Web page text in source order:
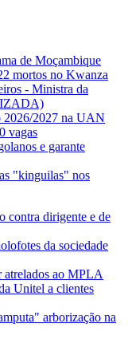
de Moçambique
mortos no Kwanza
- Ministra da
2026/2027 na UAN
vagas
e garante
"kinguilas" nos
contra dirigente e de
da sociedade
atrelados ao MPLA
Unitel a clientes
arborização na